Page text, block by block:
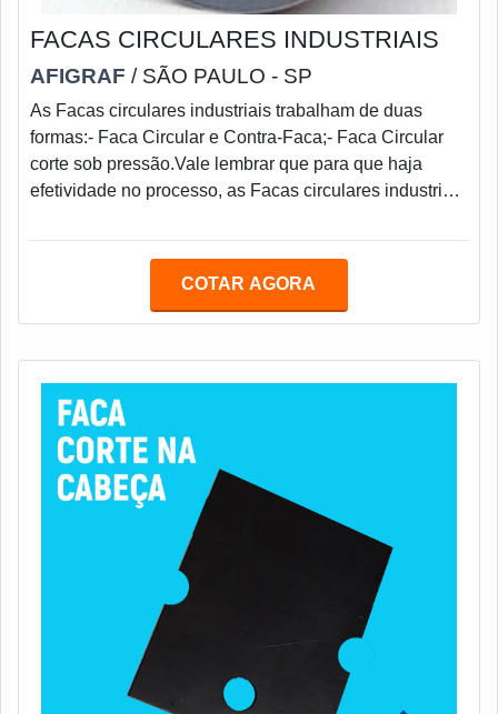
FACAS CIRCULARES INDUSTRIAIS
AFIGRAF / SÃO PAULO - SP
As Facas circulares industriais trabalham de duas
formas:- Faca Circular e Contra-Faca;- Faca Circular
corte sob pressão.Vale lembrar que para que haja
efetividade no processo, as Facas circulares industriais
retificadas fora de centro.É importante que as Facas
a fim de diminuir ao máximo o atrito.É fundamental que
COTAR AGORA